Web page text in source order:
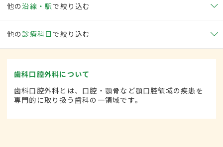
他の沿線・駅で絞り込む
他の 診療科目で絞り込む
歯科口腔外科について
歯科口腔外科とは、口腔・顎骨など顎口腔領域の疾患を
専門的に取り扱う歯科の一領域です。